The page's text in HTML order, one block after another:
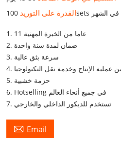
القدرة على التوريد 100sets في الشهر
1. 11 عاما من الخبرة المهنية
2. ضمان لمدة سنة واحدة
3. سرعة بثق عالية
5. حزمة خشبية
6. Hotselling في جميع أنحاء العالم
7. تستخدم للديكور الداخلي والخارجي
 Email